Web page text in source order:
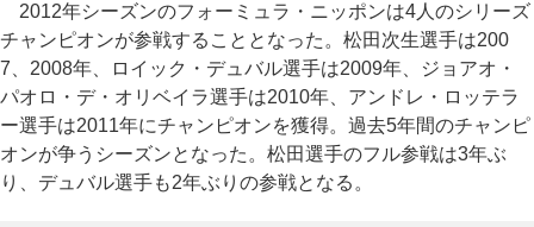
2012年シーズンのフォーミュラ・ニッポンは4人のシリーズ
チャンピオンが参戦することとなった。松田次生選手は200
7、2008年、ロイック・デュバル選手は2009年、ジョアオ・
パオロ・デ・オリベイラ選手は2010年、アンドレ・ロッテラ
ー選手は2011年にチャンピオンを獲得。過去5年間のチャンピ
オンが争うシーズンとなった。松田選手のフル参戦は3年ぶ
り、デュバル選手も2年ぶりの参戦となる。